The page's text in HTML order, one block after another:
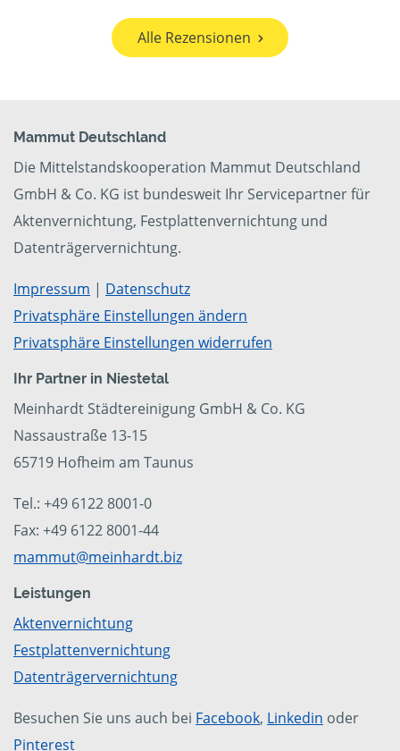
Alle Rezensionen
Mammut Deutschland
Die Mittelstandskooperation Mammut Deutschland
GmbH & Co. KG ist bundesweit Ihr Servicepartner für
Aktenvernichtung, Festplattenvernichtung und
Datenträgervernichtung.
Impressum | Datenschutz
Privatsphäre Einstellungen ändern
Privatsphäre Einstellungen widerrufen
Ihr Partner in Niestetal
Meinhardt Städtereinigung GmbH & Co. KG
Nassaustraße 13-15
65719 Hofheim am Taunus
Tel.: +49 6122 8001-0
Fax: +49 6122 8001-44
mammut@meinhardt.biz
Leistungen
Aktenvernichtung
Festplattenvernichtung
Datenträgervernichtung
Besuchen Sie uns auch bei Facebook, Linkedin oder
Pinterest